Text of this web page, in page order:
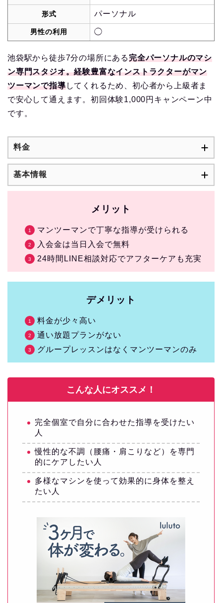
形式 パーソナル
男性の利用 ◯
池袋駅から徒歩7分の場所にある完全パーソナルのマシ
ン専門スタジオ。経験豊富なインストラクターがマン
ツーマンで指導してくれるため、初心者から上級者ま
で安心して通えます。初回体験1,000円キャンペーン中
です。
料金
基本情報
メリット
マンツーマンで丁寧な指導が受けられる
入会金は当日入会で無料
24時間LINE相談対応でアフターケアも充実
デメリット
料金が少々高い
通い放題プランがない
グループレッスンはなくマンツーマンのみ
こんな人にオススメ！
完全個室で自分に合わせた指導を受けたい
人
慢性的な不調（腰痛・肩こりなど）を専門
的にケアしたい人
多様なマシンを使って効果的に身体を整え
たい人